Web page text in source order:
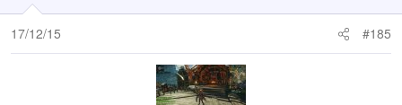
17/12/15 #185